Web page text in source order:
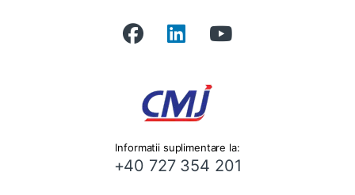
Informatii suplimentare la:
+40 727 354 201